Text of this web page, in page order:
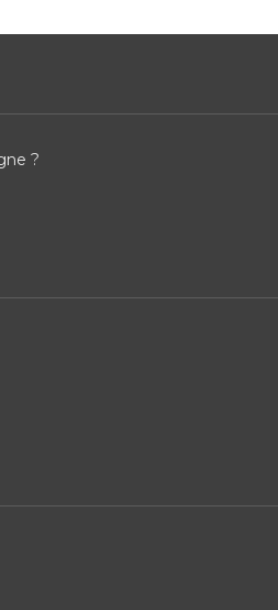
?